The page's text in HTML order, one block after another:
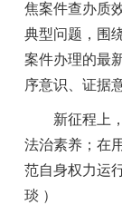
焦案件查办质
典型问题，围
案件办理的最
序意识、证据
新征程上
法治素养；在
范自身权力运
琰 ）